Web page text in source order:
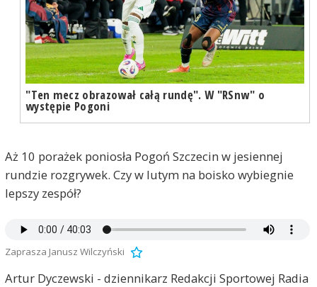
"Ten mecz obrazował całą rundę". W "RSnw" o
występie Pogoni
Aż 10 porażek poniosła Pogoń Szczecin w jesiennej
rundzie rozgrywek. Czy w lutym na boisko wybiegnie
lepszy zespół?
Zaprasza Janusz Wilczyński
Artur Dyczewski - dziennikarz Redakcji Sportowej Radia